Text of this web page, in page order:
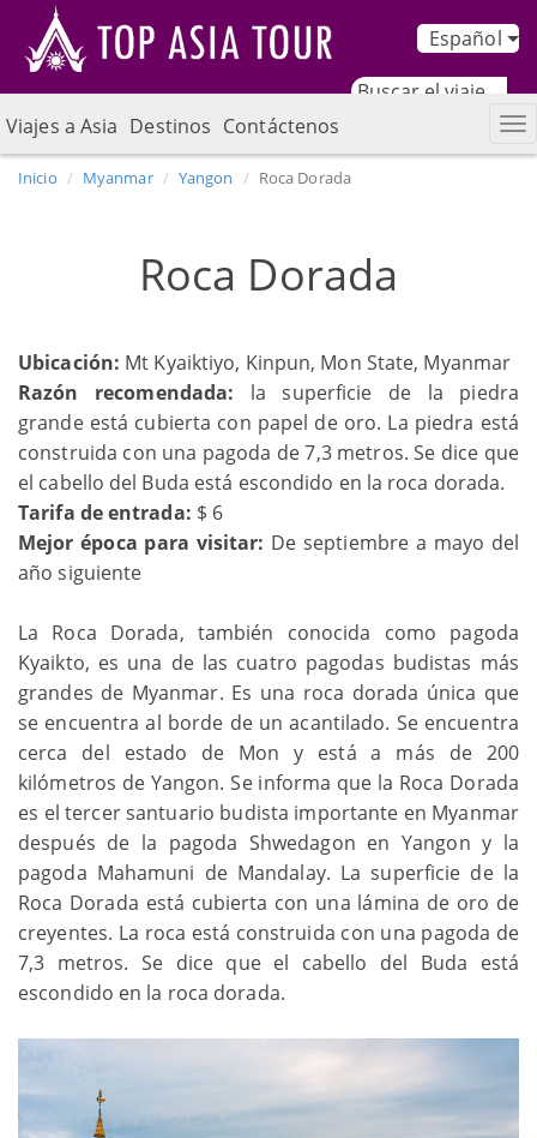
Español
Viajes a Asia Destinos Contáctenos
Inicio Myanmar Yangon Roca Dorada
Roca Dorada
Ubicación: Mt Kyaiktiyo, Kinpun, Mon State, Myanmar
Razón recomendada: la superficie de la piedra
grande está cubierta con papel de oro. La piedra está
construida con una pagoda de 7,3 metros. Se dice que
el cabello del Buda está escondido en la roca dorada.
Tarifa de entrada: $ 6
Mejor época para visitar: De septiembre a mayo del
año siguiente
La Roca Dorada, también conocida como pagoda
Kyaikto, es una de las cuatro pagodas budistas más
grandes de Myanmar. Es una roca dorada única que
se encuentra al borde de un acantilado. Se encuentra
cerca del estado de Mon y está a más de 200
kilómetros de Yangon. Se informa que la Roca Dorada
es el tercer santuario budista importante en Myanmar
después de la pagoda Shwedagon en Yangon y la
pagoda Mahamuni de Mandalay. La superficie de la
Roca Dorada está cubierta con una lámina de oro de
creyentes. La roca está construida con una pagoda de
7,3 metros. Se dice que el cabello del Buda está
escondido en la roca dorada.